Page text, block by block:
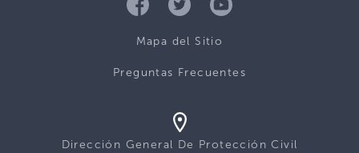
Mapa del Sitio
Preguntas Frecuentes
Dirección General De Protección Civil